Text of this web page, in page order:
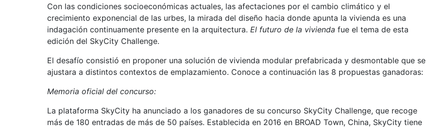
Con las condiciones socioeconómicas actuales, las afectaciones por el cambio climático y el
crecimiento exponencial de las urbes, la mirada del diseño hacia donde apunta la vivienda es una
indagación continuamente presente en la arquitectura. El futuro de la vivienda fue el tema de esta
edición del SkyCity Challenge.
El desafío consistió en proponer una solución de vivienda modular prefabricada y desmontable que se
ajustara a distintos contextos de emplazamiento. Conoce a continuación las 8 propuestas ganadoras:
Memoria oficial del concurso:
La plataforma SkyCity ha anunciado a los ganadores de su concurso SkyCity Challenge, que recoge
más de 180 entradas de más de 50 países. Establecida en 2016 en BROAD Town, China, SkyCity tiene